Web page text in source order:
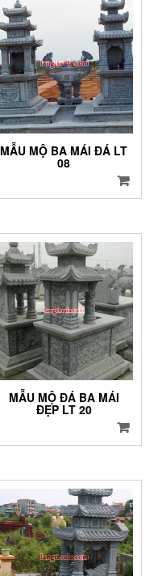
MẪU MỘ BA MÁI ĐÁ LT
08
MẪU MỘ ĐÁ BA MÁI
ĐẸP LT 20